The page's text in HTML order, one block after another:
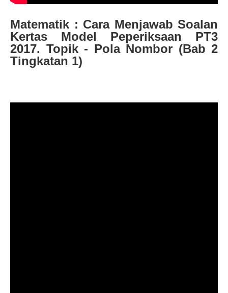
Matematik : Cara Menjawab Soalan
Kertas Model Peperiksaan PT3
2017. Topik - Pola Nombor (Bab 2
Tingkatan 1)